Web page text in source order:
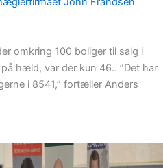
omkring 100 boliger til salg i
hæld, var der kun 46.. ”Det har
i 8541,” fortæller Anders